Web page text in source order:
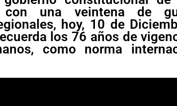
una veintena de
hoy, 10 de
los 76 años de
como norma